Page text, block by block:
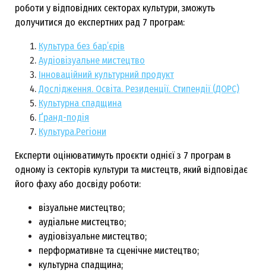
роботи у відповідних секторах культури, зможуть
долучитися до експертних рад 7 програм:
Культура без бар’єрів
Аудіовізуальне мистецтво
Інноваційний культурний продукт
Дослідження. Освіта. Резиденції. Стипендії (ДОРС)
Культурна спадщина
Ґранд-подія
Культура.Регіони
Експерти оцінюватимуть проєкти однієї з 7 програм в
одному із секторів культури та мистецтв, який відповідає
його фаху або досвіду роботи:
візуальне мистецтво;
аудіальне мистецтво;
аудіовізуальне мистецтво;
перформативне та сценічне мистецтво;
культурна спадщина;